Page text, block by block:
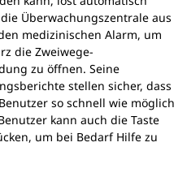
Überwachungszentrale aus
medizinischen Alarm, um
die Zweiwege-
zu öffnen. Seine
stellen sicher, dass
so schnell wie möglich
kann auch die Taste
um bei Bedarf Hilfe zu